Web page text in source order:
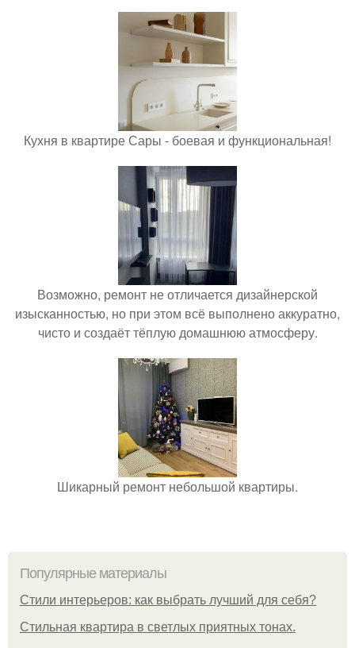
Кухня в квартире Сары - боевая и функциональная!
Возможно, ремонт не отличается дизайнерской
изысканностью, но при этом всё выполнено аккуратно,
чисто и создаёт тёплую домашнюю атмосферу.
Шикарный ремонт небольшой квартиры.
Популярные материалы
Стили интерьеров: как выбрать лучший для себя?
Стильная квартира в светлых приятных тонах.